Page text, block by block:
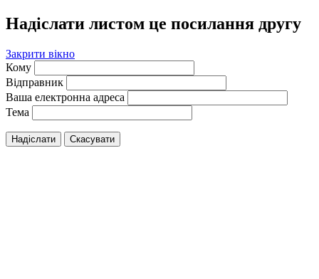
Надіслати листом це посилання другу
Закрити вікно
Кому
Відправник
Ваша електронна адреса
Тема
Надіслати Скасувати